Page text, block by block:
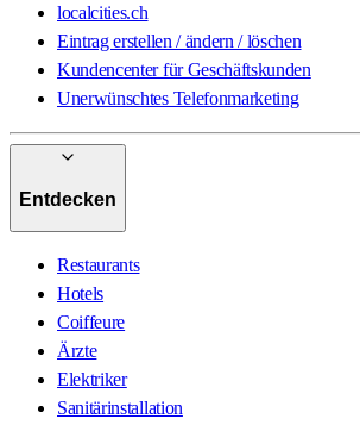
localcities.ch
Eintrag erstellen / ändern / löschen
Kundencenter für Geschäftskunden
Unerwünschtes Telefonmarketing
Entdecken
Restaurants
Hotels
Coiffeure
Ärzte
Elektriker
Sanitärinstallation